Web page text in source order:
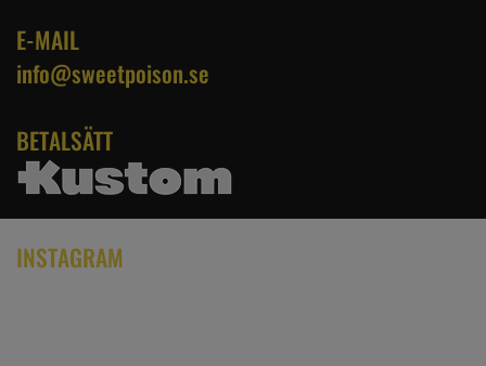
E-MAIL
info@sweetpoison.se
BETALSÄTT
INSTAGRAM